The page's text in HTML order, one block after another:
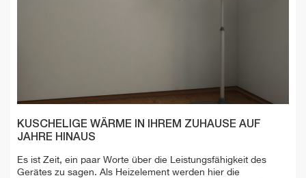
KUSCHELIGE WÄRME IN IHREM ZUHAUSE AUF
JAHRE HINAUS
Es ist Zeit, ein paar Worte über die Leistungsfähigkeit des
Gerätes zu sagen. Als Heizelement werden hier die